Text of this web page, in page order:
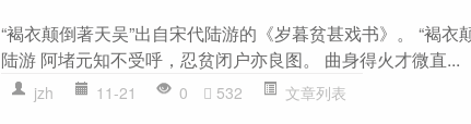
“褐衣颠倒著天吴”出自宋代陆游的《岁暮贫甚戏书》。 “褐
陆游 阿堵元知不受呼，忍贫闭户亦良图。 曲身得火才微直...
jzh 11-21 0 532 文章列表